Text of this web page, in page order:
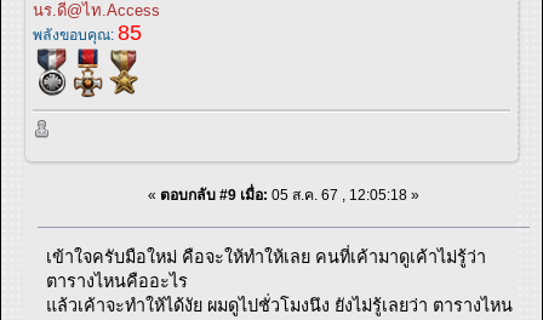
นร.ดี@ไท.Access
พลังขอบคุณ: 85
« ตอบกลับ #9 เมื่อ: 05 ส.ค. 67 , 12:05:18 »
เข้าใจครับมือใหม่ คือจะให้ทำให้เลย คนที่เค้ามาดูเค้าไม่รู้ว่า
ตารางไหนคืออะไร
แล้วเค้าจะทำให้ได้งัย ผมดูไปชั่วโมงนึง ยังไม่รู้เลยว่า ตารางไหน